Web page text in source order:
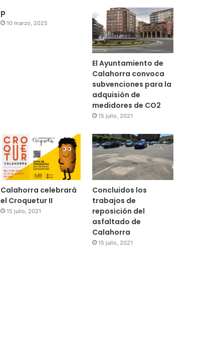
p
10 marzo, 2025
El Ayuntamiento de
Calahorra convoca
subvenciones para la
adquisión de
medidores de CO2
15 julio, 2021
Calahorra celebrará
el Croquetur II
15 julio, 2021
Concluidos los
trabajos de
reposición del
asfaltado de
Calahorra
15 julio, 2021